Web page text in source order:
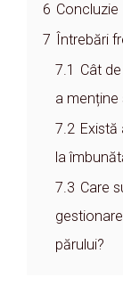
6 Concluzie
7
Întrebări
7.1 Cât
a menține
7.2
la
7.3 Care
părului?